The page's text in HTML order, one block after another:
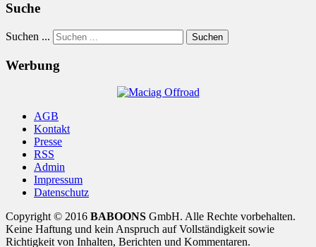
Suche
Suchen ... Suchen
Werbung
AGB
Kontakt
Presse
RSS
Admin
Impressum
Datenschutz
Copyright © 2016 BABOONS GmbH. Alle Rechte vorbehalten.
Keine Haftung und kein Anspruch auf Vollständigkeit sowie
Richtigkeit von Inhalten, Berichten und Kommentaren.